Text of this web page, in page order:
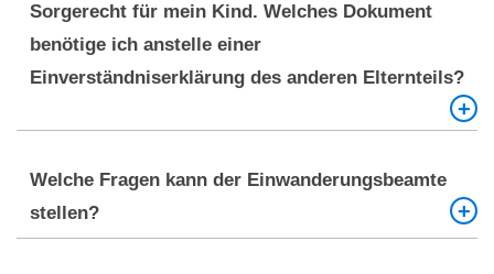
Sorgerecht für mein Kind. Welches Dokument
benötige ich anstelle einer
Einverständniserklärung des anderen Elternteils?
Gerichtsbeschlusses vorlegen, der Ihnen das
alleinige Sorgerecht zuspricht.
Welche Fragen kann der Einwanderungsbeamte
stellen?